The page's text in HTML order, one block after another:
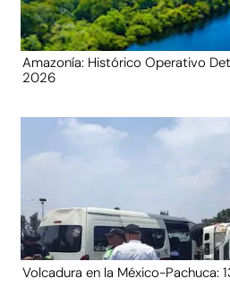
Amazonía: Histórico Operativo
2026
Volcadura en la México-Pachuca: